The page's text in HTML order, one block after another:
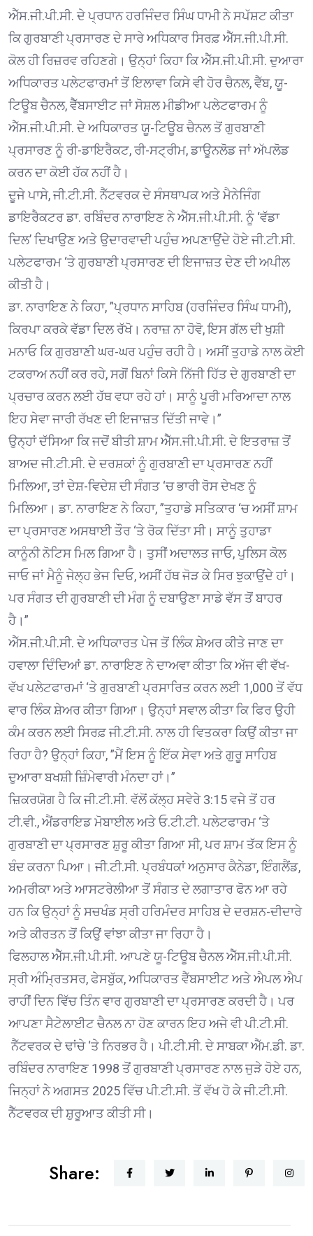
ਐੱਸ.ਜੀ.ਪੀ.ਸੀ. ਦੇ ਪ੍ਰਧਾਨ ਹਰਜਿੰਦਰ ਸਿੰਘ ਧਾਮੀ ਨੇ ਸਪੱਸ਼ਟ ਕੀਤਾ
ਕਿ ਗੁਰਬਾਣੀ ਪ੍ਰਸਾਰਣ ਦੇ ਸਾਰੇ ਅਧਿਕਾਰ ਸਿਰਫ਼ ਐੱਸ.ਜੀ.ਪੀ.ਸੀ.
ਕੋਲ ਹੀ ਰਿਜ਼ਰਵ ਰਹਿਣਗੇ। ਉਨ੍ਹਾਂ ਕਿਹਾ ਕਿ ਐੱਸ.ਜੀ.ਪੀ.ਸੀ. ਦੁਆਰਾ
ਅਧਿਕਾਰਤ ਪਲੇਟਫਾਰਮਾਂ ਤੋਂ ਇਲਾਵਾ ਕਿਸੇ ਵੀ ਹੋਰ ਚੈਨਲ, ਵੈੱਬ, ਯੂ-
ਟਿਊਬ ਚੈਨਲ, ਵੈੱਬਸਾਈਟ ਜਾਂ ਸੋਸ਼ਲ ਮੀਡੀਆ ਪਲੇਟਫਾਰਮ ਨੂੰ
ਐੱਸ.ਜੀ.ਪੀ.ਸੀ. ਦੇ ਅਧਿਕਾਰਤ ਯੂ-ਟਿਊਬ ਚੈਨਲ ਤੋਂ ਗੁਰਬਾਣੀ
ਪ੍ਰਸਾਰਣ ਨੂੰ ਰੀ-ਡਾਇਰੈਕਟ, ਰੀ-ਸਟ੍ਰੀਮ, ਡਾਊਨਲੋਡ ਜਾਂ ਅੱਪਲੋਡ
ਕਰਨ ਦਾ ਕੋਈ ਹੱਕ ਨਹੀਂ ਹੈ।
ਦੂਜੇ ਪਾਸੇ, ਜੀ.ਟੀ.ਸੀ. ਨੈੱਟਵਰਕ ਦੇ ਸੰਸਥਾਪਕ ਅਤੇ ਮੈਨੇਜਿੰਗ
ਡਾਇਰੈਕਟਰ ਡਾ. ਰਬਿੰਦਰ ਨਾਰਾਇਣ ਨੇ ਐੱਸ.ਜੀ.ਪੀ.ਸੀ. ਨੂੰ ‘ਵੱਡਾ
ਦਿਲ’ ਦਿਖਾਉਣ ਅਤੇ ਉਦਾਰਵਾਦੀ ਪਹੁੰਚ ਅਪਣਾਉਂਦੇ ਹੋਏ ਜੀ.ਟੀ.ਸੀ.
ਪਲੇਟਫਾਰਮ ‘ਤੇ ਗੁਰਬਾਣੀ ਪ੍ਰਸਾਰਣ ਦੀ ਇਜਾਜ਼ਤ ਦੇਣ ਦੀ ਅਪੀਲ
ਕੀਤੀ ਹੈ।
ਡਾ. ਨਾਰਾਇਣ ਨੇ ਕਿਹਾ, ”ਪ੍ਰਧਾਨ ਸਾਹਿਬ (ਹਰਜਿੰਦਰ ਸਿੰਘ ਧਾਮੀ),
ਕਿਰਪਾ ਕਰਕੇ ਵੱਡਾ ਦਿਲ ਰੱਖੋ। ਨਰਾਜ਼ ਨਾ ਹੋਵੋ, ਇਸ ਗੱਲ ਦੀ ਖੁਸ਼ੀ
ਮਨਾਓ ਕਿ ਗੁਰਬਾਣੀ ਘਰ-ਘਰ ਪਹੁੰਚ ਰਹੀ ਹੈ। ਅਸੀਂ ਤੁਹਾਡੇ ਨਾਲ ਕੋਈ
ਟਕਰਾਅ ਨਹੀਂ ਕਰ ਰਹੇ, ਸਗੋਂ ਬਿਨਾਂ ਕਿਸੇ ਨਿੱਜੀ ਹਿੱਤ ਦੇ ਗੁਰਬਾਣੀ ਦਾ
ਪ੍ਰਚਾਰ ਕਰਨ ਲਈ ਹੱਥ ਵਧਾ ਰਹੇ ਹਾਂ। ਸਾਨੂੰ ਪੂਰੀ ਮਰਿਆਦਾ ਨਾਲ
ਇਹ ਸੇਵਾ ਜਾਰੀ ਰੱਖਣ ਦੀ ਇਜਾਜ਼ਤ ਦਿੱਤੀ ਜਾਵੇ।”
ਉਨ੍ਹਾਂ ਦੱਸਿਆ ਕਿ ਜਦੋਂ ਬੀਤੀ ਸ਼ਾਮ ਐੱਸ.ਜੀ.ਪੀ.ਸੀ. ਦੇ ਇਤਰਾਜ਼ ਤੋਂ
ਬਾਅਦ ਜੀ.ਟੀ.ਸੀ. ਦੇ ਦਰਸ਼ਕਾਂ ਨੂੰ ਗੁਰਬਾਣੀ ਦਾ ਪ੍ਰਸਾਰਣ ਨਹੀਂ
ਮਿਲਿਆ, ਤਾਂ ਦੇਸ਼-ਵਿਦੇਸ਼ ਦੀ ਸੰਗਤ ‘ਚ ਭਾਰੀ ਰੋਸ ਦੇਖਣ ਨੂੰ
ਮਿਲਿਆ। ਡਾ. ਨਾਰਾਇਣ ਨੇ ਕਿਹਾ, ”ਤੁਹਾਡੇ ਸਤਿਕਾਰ ‘ਚ ਅਸੀਂ ਸ਼ਾਮ
ਦਾ ਪ੍ਰਸਾਰਣ ਅਸਥਾਈ ਤੌਰ ‘ਤੇ ਰੋਕ ਦਿੱਤਾ ਸੀ। ਸਾਨੂੰ ਤੁਹਾਡਾ
ਕਾਨੂੰਨੀ ਨੋਟਿਸ ਮਿਲ ਗਿਆ ਹੈ। ਤੁਸੀਂ ਅਦਾਲਤ ਜਾਓ, ਪੁਲਿਸ ਕੋਲ
ਜਾਓ ਜਾਂ ਮੈਨੂੰ ਜੇਲ੍ਹ ਭੇਜ ਦਿਓ, ਅਸੀਂ ਹੱਥ ਜੋੜ ਕੇ ਸਿਰ ਝੁਕਾਉਂਦੇ ਹਾਂ।
ਪਰ ਸੰਗਤ ਦੀ ਗੁਰਬਾਣੀ ਦੀ ਮੰਗ ਨੂੰ ਦਬਾਉਣਾ ਸਾਡੇ ਵੱਸ ਤੋਂ ਬਾਹਰ
ਹੈ।”
ਐੱਸ.ਜੀ.ਪੀ.ਸੀ. ਦੇ ਅਧਿਕਾਰਤ ਪੇਜ ਤੋਂ ਲਿੰਕ ਸ਼ੇਅਰ ਕੀਤੇ ਜਾਣ ਦਾ
ਹਵਾਲਾ ਦਿੰਦਿਆਂ ਡਾ. ਨਾਰਾਇਣ ਨੇ ਦਾਅਵਾ ਕੀਤਾ ਕਿ ਅੱਜ ਵੀ ਵੱਖ-
ਵੱਖ ਪਲੇਟਫਾਰਮਾਂ ‘ਤੇ ਗੁਰਬਾਣੀ ਪ੍ਰਸਾਰਿਤ ਕਰਨ ਲਈ 1,000 ਤੋਂ ਵੱਧ
ਵਾਰ ਲਿੰਕ ਸ਼ੇਅਰ ਕੀਤਾ ਗਿਆ। ਉਨ੍ਹਾਂ ਸਵਾਲ ਕੀਤਾ ਕਿ ਫਿਰ ਉਹੀ
ਕੰਮ ਕਰਨ ਲਈ ਸਿਰਫ਼ ਜੀ.ਟੀ.ਸੀ. ਨਾਲ ਹੀ ਵਿਤਕਰਾ ਕਿਉਂ ਕੀਤਾ ਜਾ
ਰਿਹਾ ਹੈ? ਉਨ੍ਹਾਂ ਕਿਹਾ, ”ਮੈਂ ਇਸ ਨੂੰ ਇੱਕ ਸੇਵਾ ਅਤੇ ਗੁਰੂ ਸਾਹਿਬ
ਦੁਆਰਾ ਬਖਸ਼ੀ ਜ਼ਿੰਮੇਵਾਰੀ ਮੰਨਦਾ ਹਾਂ।”
ਜ਼ਿਕਰਯੋਗ ਹੈ ਕਿ ਜੀ.ਟੀ.ਸੀ. ਵੱਲੋਂ ਕੱਲ੍ਹ ਸਵੇਰੇ 3:15 ਵਜੇ ਤੋਂ ਹਰ
ਟੀ.ਵੀ., ਐਂਡਰਾਇਡ ਮੋਬਾਈਲ ਅਤੇ ਓ.ਟੀ.ਟੀ. ਪਲੇਟਫਾਰਮ ‘ਤੇ
ਗੁਰਬਾਣੀ ਦਾ ਪ੍ਰਸਾਰਣ ਸ਼ੁਰੂ ਕੀਤਾ ਗਿਆ ਸੀ, ਪਰ ਸ਼ਾਮ ਤੱਕ ਇਸ ਨੂੰ
ਬੰਦ ਕਰਨਾ ਪਿਆ। ਜੀ.ਟੀ.ਸੀ. ਪ੍ਰਬੰਧਕਾਂ ਅਨੁਸਾਰ ਕੈਨੇਡਾ, ਇੰਗਲੈਂਡ,
ਅਮਰੀਕਾ ਅਤੇ ਆਸਟਰੇਲੀਆ ਤੋਂ ਸੰਗਤ ਦੇ ਲਗਾਤਾਰ ਫੋਨ ਆ ਰਹੇ
ਹਨ ਕਿ ਉਨ੍ਹਾਂ ਨੂੰ ਸਚਖੰਡ ਸ੍ਰੀ ਹਰਿਮੰਦਰ ਸਾਹਿਬ ਦੇ ਦਰਸ਼ਨ-ਦੀਦਾਰੇ
ਅਤੇ ਕੀਰਤਨ ਤੋਂ ਕਿਉਂ ਵਾਂਝਾ ਕੀਤਾ ਜਾ ਰਿਹਾ ਹੈ।
ਫਿਲਹਾਲ ਐੱਸ.ਜੀ.ਪੀ.ਸੀ. ਆਪਣੇ ਯੂ-ਟਿਊਬ ਚੈਨਲ ਐੱਸ.ਜੀ.ਪੀ.ਸੀ.
ਸ੍ਰੀ ਅੰਮ੍ਰਿਤਸਰ, ਫੇਸਬੁੱਕ, ਅਧਿਕਾਰਤ ਵੈੱਬਸਾਈਟ ਅਤੇ ਐਪਲ ਐਪ
ਰਾਹੀਂ ਦਿਨ ਵਿੱਚ ਤਿੰਨ ਵਾਰ ਗੁਰਬਾਣੀ ਦਾ ਪ੍ਰਸਾਰਣ ਕਰਦੀ ਹੈ। ਪਰ
ਆਪਣਾ ਸੈਟੇਲਾਈਟ ਚੈਨਲ ਨਾ ਹੋਣ ਕਾਰਨ ਇਹ ਅਜੇ ਵੀ ਪੀ.ਟੀ.ਸੀ.
ਨੈੱਟਵਰਕ ਦੇ ਢਾਂਚੇ ‘ਤੇ ਨਿਰਭਰ ਹੈ। ਪੀ.ਟੀ.ਸੀ. ਦੇ ਸਾਬਕਾ ਐੱਮ.ਡੀ. ਡਾ.
ਰਬਿੰਦਰ ਨਾਰਾਇਣ 1998 ਤੋਂ ਗੁਰਬਾਣੀ ਪ੍ਰਸਾਰਣ ਨਾਲ ਜੁੜੇ ਹੋਏ ਹਨ,
ਜਿਨ੍ਹਾਂ ਨੇ ਅਗਸਤ 2025 ਵਿੱਚ ਪੀ.ਟੀ.ਸੀ. ਤੋਂ ਵੱਖ ਹੋ ਕੇ ਜੀ.ਟੀ.ਸੀ.
ਨੈੱਟਵਰਕ ਦੀ ਸ਼ੁਰੂਆਤ ਕੀਤੀ ਸੀ।
Share: